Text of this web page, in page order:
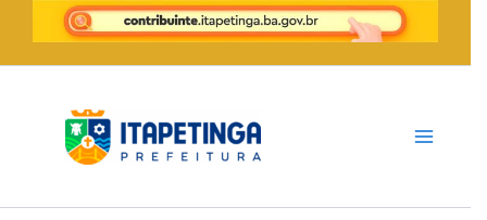
para
conteúdo